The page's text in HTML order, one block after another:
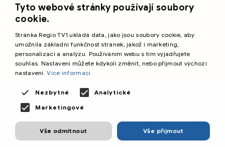
Sport
Cestování
©️
Primetime Media s.r.o.
Tyto webové stránky používají soubory
cookie.
Stránka Regio TV1 ukládá data, jako jsou soubory cookie, aby
umožnila základní funkčnost stránek, jakož i marketing,
personalizaci a analýzu. Používáním webu s tím vyjadřujete
souhlas. Nastavení můžete kdykoli změnit, nebo přijmout výchozí
nastavení.Více informací
Nezbytné
Analytické
Marketingové
Vše přijmout
Vše odmítnout